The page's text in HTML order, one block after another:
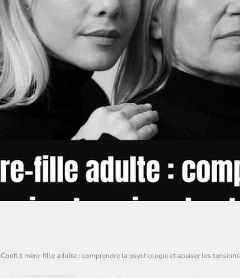
Conflit mère-fille adulte : comprendre la psychologie et apaiser les tensions